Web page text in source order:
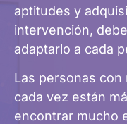
aptitudes y
intervención,
adaptarlo a cada
Las personas
cada vez están
encontrar mucho